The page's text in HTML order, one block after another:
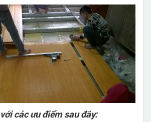
các ưu điểm sau đây: